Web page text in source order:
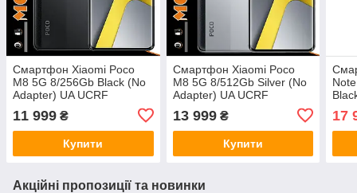
Смартфон Xiaomi Poco
M8 5G 8/256Gb Black (No
Adapter) UA UCRF
11 999 ₴
Купити
Смартфон Xiaomi Poco
M8 5G 8/512Gb Silver (No
Adapter) UA UCRF
13 999₴
Купити
17
Акційні пропозиції та новинки